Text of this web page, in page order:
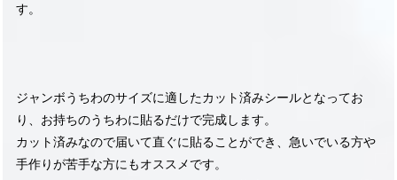
す。
ジャンボうちわのサイズに適したカット済みシールとなってお
り、お持ちのうちわに貼るだけで完成します。
カット済みなので届いて直ぐに貼ることができ、急いでいる方や
手作りが苦手な方にもオススメです。